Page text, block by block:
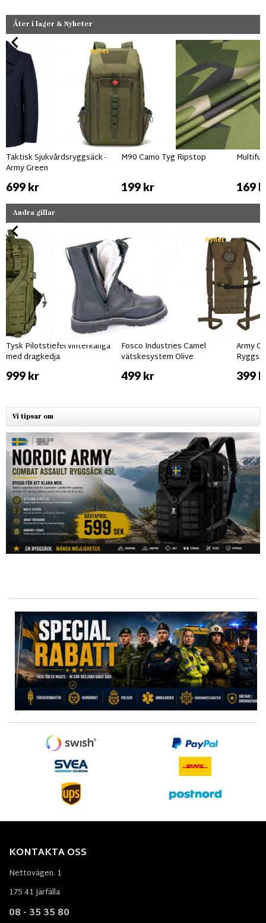
Åter i lager & Nyheter
Nyhet
Taktisk Sjukvårdsryggsäck -
Army Green
699 kr
M90 Camo Tyg Ripstop
199 kr 169
Andra gillar
Tysk Pilotstiefel vinterkänga
med dragkedja
999 kr
Nyhet
Fosco Industries Camel
vätskesystem Olive
499 kr
Army
399
Vi tipsar om
KONTAKTA OSS
Nettovägen. 1
175 41 Järfälla
08 - 35 35 80